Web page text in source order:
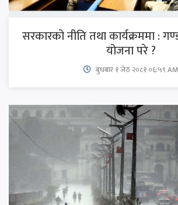
सरकारको नीति तथा कार्यक्रममा :
योजना परे ?
बुधबार १ जेठ २०८१ ०६:५९ AM